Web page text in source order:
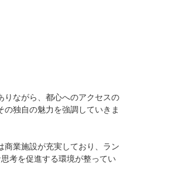
りながら、都心へのアクセスの
独自の魅力を強調していきま
商業施設が充実しており、ラン
考を促進する環境が整ってい